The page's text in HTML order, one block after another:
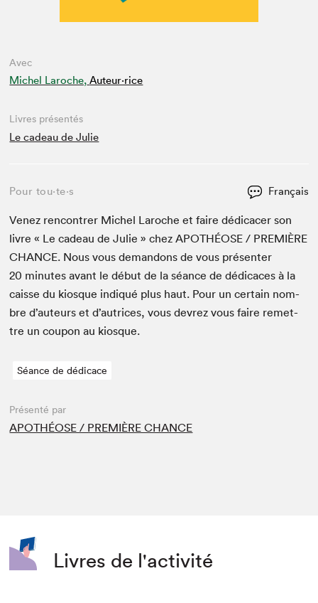
Avec
Michel Laroche, Auteur·rice
Livres présentés
Le cadeau de Julie
Pour tou⋅te⋅s Français
Venez ren­con­tr­er Michel Laroche et faire dédi­cac­er son
livre « Le cadeau de Julie » chezAPOTHÉOSE / PRE­MIÈRE
CHANCE. Nous vous deman­dons de vous présen­ter
20 min­utes avant le début de la séance de dédi­caces à la
caisse du kiosque indiqué plus haut. Pour un cer­tain nom­
bre d’auteurs et d’autrices, vous devrez vous faire remet­
tre un coupon au kiosque.
Séance de dédicace
Présenté par
APOTHÉOSE / PREMIÈRE CHANCE
Livres de l'activité